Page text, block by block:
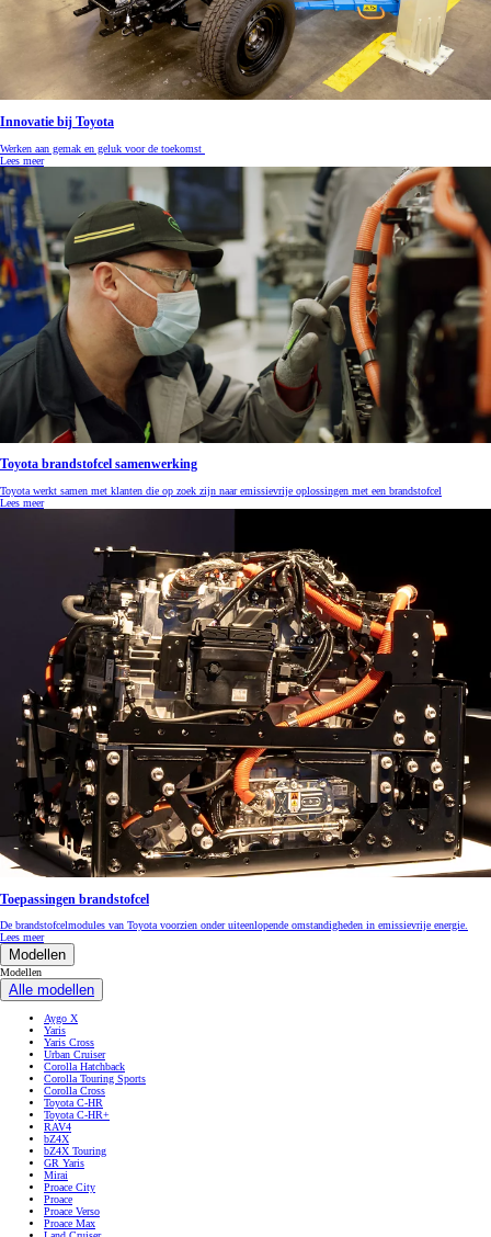
Innovatie bij Toyota
Werken aan gemak en geluk voor de toekomst
Lees meer
Toyota brandstofcel samenwerking
Toyota werkt samen met klanten die op zoek zijn naar emissievrije oplossingen met een brandstofcel
Lees meer
Toepassingen brandstofcel
De brandstofcelmodules van Toyota voorzien onder uiteenlopende omstandigheden in emissievrije energie.
Lees meer
Modellen
Modellen
Alle modellen
Aygo X
Yaris
Yaris Cross
Urban Cruiser
Corolla Hatchback
Corolla Touring Sports
Corolla Cross
Toyota C-HR
Toyota C-HR+
RAV4
bZ4X
bZ4X Touring
GR Yaris
Mirai
Proace City
Proace
Proace Verso
Proace Max